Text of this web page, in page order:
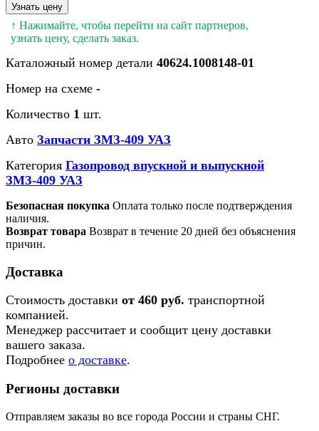
Узнать цену
↑ Нажимайте, чтобы перейти на сайт партнеров,
узнать цену, сделать заказ.
Каталожный номер детали 40624.1008148-01
Номер на схеме -
Количество 1 шт.
Авто Запчасти ЗМЗ-409 УАЗ
Категория Газопровод впускной и выпускной
ЗМЗ-409 УАЗ
Безопасная покупка Оплата только после подтверждения
наличия.
Возврат товара Возврат в течение 20 дней без объяснения
причин.
Доставка
Стоимость доставки от 460 руб. транспортной
компанией.
Менеджер рассчитает и сообщит цену доставки
вашего заказа.
Подробнее о доставке.
Регионы доставки
Отправляем заказы во все города России и страны СНГ.